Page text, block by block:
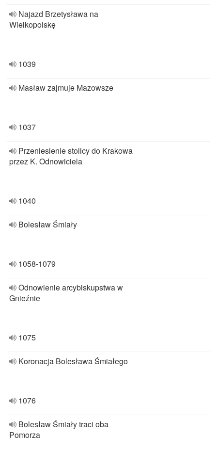
Najazd Brzetysława na
Wielkopolskę
1039
Masław zajmuje Mazowsze
1037
Przeniesienie stolicy do Krakowa
przez K. Odnowiciela
1040
Bolesław Śmiały
1058-1079
Odnowienie arcybiskupstwa w
Gnieźnie
1075
Koronacja Bolesława Śmiałego
1076
Bolesław Śmiały traci oba
Pomorza